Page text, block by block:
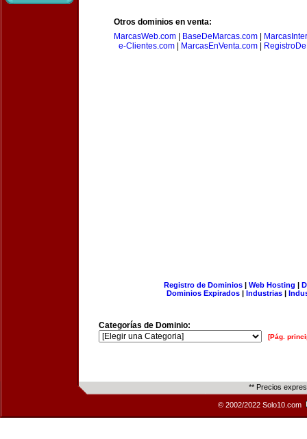
Otros dominios en venta:
MarcasWeb.com
BaseDeMarcas.com
e-Clientes.com| MarcasEnVenta.com|
Registro de Dominios| Web Hosting |
Dominios Expirados | Industrias |
Categorías de Dominio:
[Pág.
** Precios
© 2002/2022 Solo10.com